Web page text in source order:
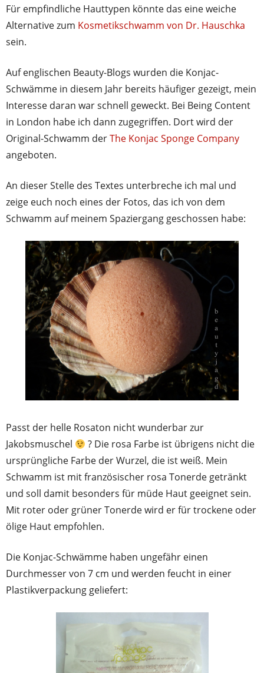
Für empfindliche Hauttypen könnte das eine weiche
Alternative zum Kosmetikschwamm von Dr. Hauschka
sein.
Auf englischen Beauty-Blogs wurden die Konjac-
Schwämme in diesem Jahr bereits häufiger gezeigt, mein
Interesse daran war schnell geweckt. Bei Being Content
in London habe ich dann zugegriffen. Dort wird der
Original-Schwamm derThe Konjac Sponge Company
angeboten.
An dieser Stelle des Textes unterbreche ich mal und
zeige euch noch eines der Fotos, das ich von dem
Schwamm auf meinem Spaziergang geschossen habe:
Passt der helle Rosaton nicht wunderbar zur
Jakobsmuschel
? Die rosa Farbe ist übrigens nicht die
ursprüngliche Farbe der Wurzel, die ist weiß. Mein
Schwamm ist mit französischer rosa Tonerde getränkt
und soll damit besonders für müde Haut geeignet sein.
Mit roter oder grüner Tonerde wird er für trockene oder
ölige Haut empfohlen.
Die Konjac-Schwämme haben ungefähr einen
Durchmesser von 7 cm und werden feucht in einer
Plastikverpackung geliefert: